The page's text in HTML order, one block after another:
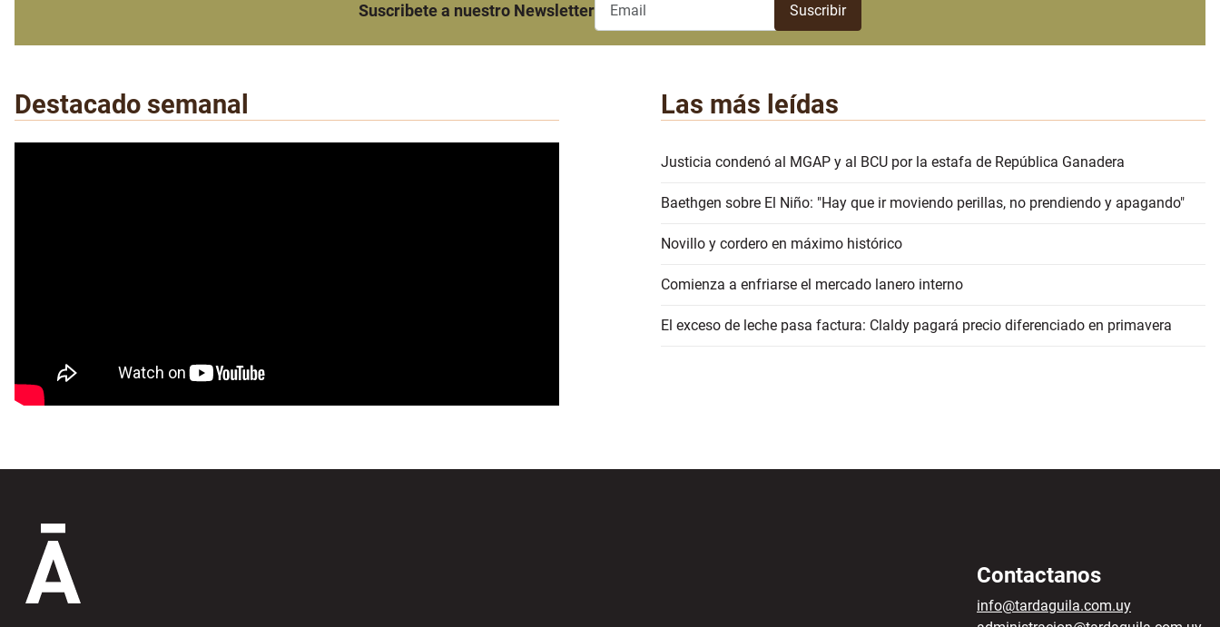
Suscribete a nuestro Newsletter
Destacado semanal Las más leídas
Justicia condenó al MGAP y al BCU por la estafa de República Ganadera
Baethgen sobre El Niño: "Hay que ir moviendo perillas, no prendiendo y apagando"
Novillo y cordero en máximo histórico
Comienza a enfriarse el mercado lanero interno
El exceso de leche pasa factura: Claldy pagará precio diferenciado en primavera
Contactanos
info@tardaguila.com.uy